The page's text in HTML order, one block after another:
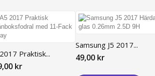
Praktisk...
kr
Samsung J5 2017...
49,00 kr